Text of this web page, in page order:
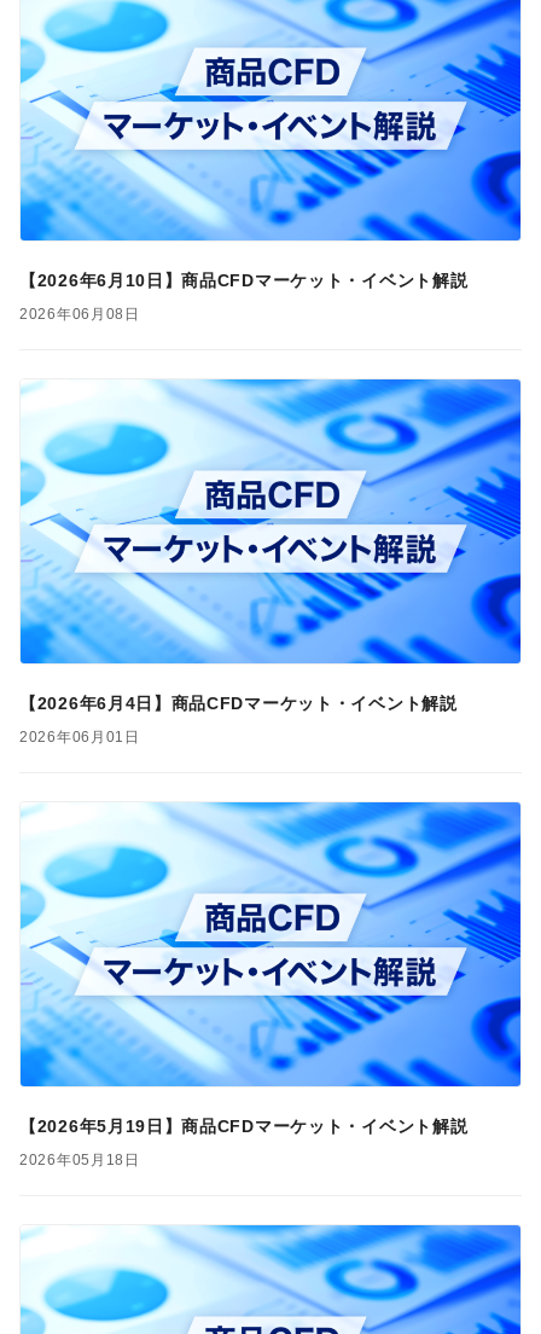
【2026年6月10日】商品CFDマーケット・イベント解説
2026年06月08日
【2026年6月4日】商品CFDマーケット・イベント解説
2026年06月01日
【2026年5月19日】商品CFDマーケット・イベント解説
2026年05月18日